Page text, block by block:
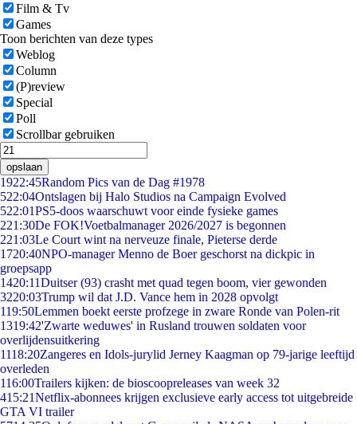
Film & Tv
Games
Toon berichten van deze types
Weblog
Column
(P)review
Special
Poll
Scrollbar gebruiken
opslaan
1922:45Random Pics van de Dag #1978
522:04Ontslagen bij Halo Studios na Campaign Evolved
522:01PS5-doos waarschuwt voor einde fysieke games
221:30De FOK!Voetbalmanager 2026/2027 is begonnen
221:03Le Court wint na nerveuze finale, Pieterse derde
1720:40NPO-manager Menno de Boer geschorst na dickpic in
groepsapp
1420:11Duitser (93) crasht met quad tegen boom, vier gewonden
3220:03Trump wil dat J.D. Vance hem in 2028 opvolgt
119:50Lemmen boekt eerste profzege in zware Ronde van Polen-rit
1319:42'Zwarte weduwes' in Rusland trouwen soldaten voor
overlijdensuitkering
1118:20Zangeres en Idols-jurylid Jerney Kaagman op 79-jarige leeftijd
overleden
116:00Trailers kijken: de bioscoopreleases van week 32
415:21Netflix-abonnees krijgen exclusieve early access tot uitgebreide
GTA VI trailer